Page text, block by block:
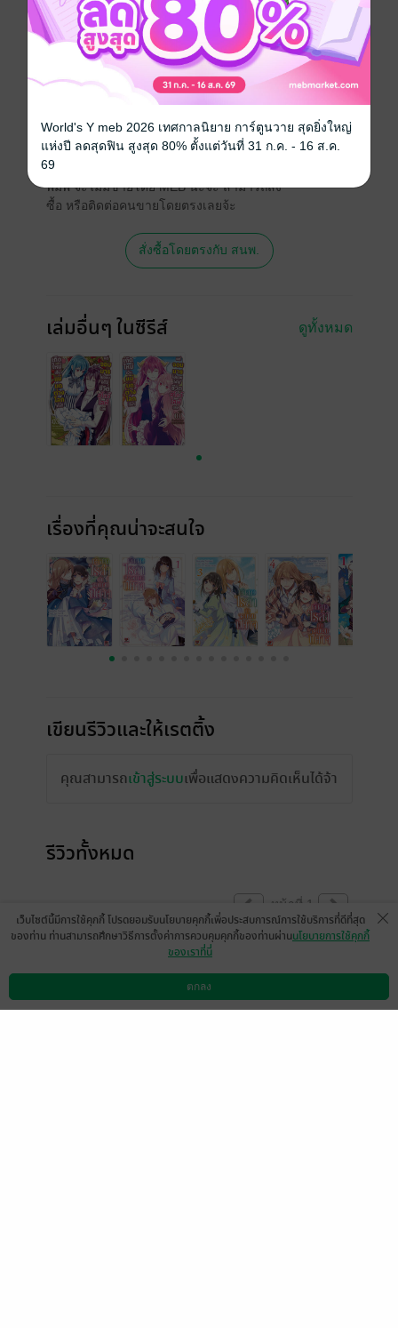
วันที่วางขาย 01 กุมภาพันธ์ 2567
ความยาว 198 หน้า
95 บาท (ประหยัด 15%)
สนใจเวอร์ชันกระดาษ เชิญทางนี้!
เวอร์ชันกระดาษมีวางขายที่เว็บไซต์สำนัก
พิมพ์ จะไม่มีขายโดย MEB นะจ๊ะ สามารถสั่ง
ซื้อ หรือติดต่อคนขายโดยตรงเลยจ้ะ
สั่งซื้อโดยตรงกับ สนพ.
เล่มอื่นๆ ในซีรีส์ ดูทั้งหมด
เรื่องที่คุณน่าจะสนใจ
เขียนรีวิวและให้เรตติ้ง
คุณสามารถเข้าสู่ระบบเพื่อแสดงความคิดเห็นได้จ้า
รีวิวทั้งหมด
หน้าที่ 1
0 มีแล้ว - กระป๋อม
ดาวน์โหลดแอป วิธีการใช้งาน ติดต่อเรา
เว็บไซต์นี้มีการใช้คุกกี้ โปรดยอมรับนโยบายคุกกี้เพื่อประสบการณ์การใช้บริการที่ดีที่สุด
ของท่าน ท่านสามารถศึกษาวิธีการตั้งค่าการควบคุมคุกกี้ของท่านผ่านนโยบายการใช้คุกกี้
ของเราที่นี่
ตกลง
World's Y meb 2026 เทศกาลนิยาย การ์ตูนวาย สุดยิ่งใหญ่
แห่งปี ลดสุดฟิน สูงสุด 80% ตั้งแต่วันที่ 31 ก.ค. - 16 ส.ค.
69